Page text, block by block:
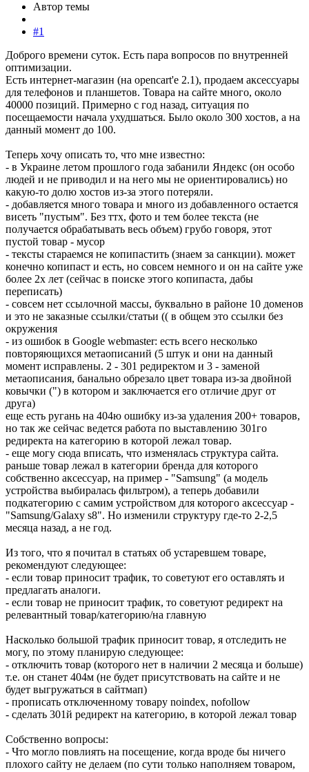
Автор темы
#1
Доброго времени суток. Есть пара вопросов по внутренней
оптимизации.
Есть интернет-магазин (на opencart'e 2.1), продаем аксессуары
для телефонов и планшетов. Товара на сайте много, около
40000 позиций. Примерно с год назад, ситуация по
посещаемости начала ухудшаться. Было около 300 хостов, а на
данный момент до 100.
Теперь хочу описать то, что мне известно:
- в Украине летом прошлого года забанили Яндекс (он особо
людей и не приводил и на него мы не ориентировались) но
какую-то долю хостов из-за этого потеряли.
- добавляется много товара и много из добавленного остается
висеть "пустым". Без ттх, фото и тем более текста (не
получается обрабатывать весь объем) грубо говоря, этот
пустой товар - мусор
- тексты стараемся не копипастить (знаем за санкции). может
конечно копипаст и есть, но совсем немного и он на сайте уже
более 2х лет (сейчас в поиске этого копипаста, дабы
переписать)
- совсем нет ссылочной массы, буквально в районе 10 доменов
и это не заказные ссылки/статьи (( в общем это ссылки без
окружения
- из ошибок в Google webmaster: есть всего несколько
повторяющихся метаописаний (5 штук и они на данный
момент исправлены. 2 - 301 редиректом и 3 - заменой
метаописания, банально обрезало цвет товара из-за двойной
ковычки (") в котором и заключается его отличие друг от
друга)
еще есть ругань на 404ю ошибку из-за удаления 200+ товаров,
но так же сейчас ведется работа по выставлению 301го
редиректа на категорию в которой лежал товар.
- еще могу сюда вписать, что изменялась структура сайта.
раньше товар лежал в категории бренда для которого
собственно аксессуар, на пример - "Samsung" (а модель
устройства выбиралась фильтром), а теперь добавили
подкатегорию с самим устройством для которого аксессуар -
"Samsung/Galaxy s8". Но изменили структуру где-то 2-2,5
месяца назад, а не год.
Из того, что я почитал в статьях об устаревшем товаре,
рекомендуют следующее:
- если товар приносит трафик, то советуют его оставлять и
предлагать аналоги.
- если товар не приносит трафик, то советуют редирект на
релевантный товар/категорию/на главную
Насколько большой трафик приносит товар, я отследить не
могу, по этому планирую следующее:
- отключить товар (которого нет в наличии 2 месяца и больше)
т.е. он станет 404м (не будет присутствовать на сайте и не
будет выгружаться в сайтмап)
- прописать отключенному товару noindex, nofollow
- сделать 301й редирект на категорию, в которой лежал товар
Собственно вопросы:
- Что могло повлиять на посещение, когда вроде бы ничего
плохого сайту не делаем (по сути только наполняем товаром,